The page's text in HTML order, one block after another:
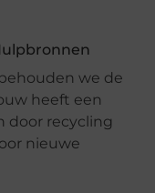
we de
heeft een
door recycling
nieuwe